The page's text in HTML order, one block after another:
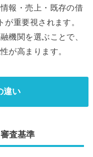
報・売上・既存の借
が重要視されます。
機関を選ぶことで、
が高まります。
違い
査基準